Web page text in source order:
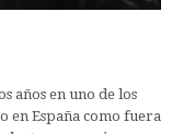
años en uno de los
en España como fuera